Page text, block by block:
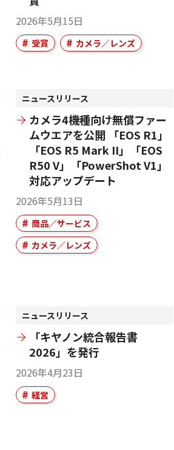
2026年5月15日
受賞 カメラ／レンズ
ニュースリリース
カメラ4機種向け無償ファー
ムウエアを公開 「EOS R1」
「EOS R5 Mark II」「EOS
R50 V」「PowerShot V1」
対応アップデート
2026年5月13日
商品／サービス
カメラ／レンズ
ニュースリリース
「キヤノン統合報告書
2026」を発行
2026年4月23日
経営